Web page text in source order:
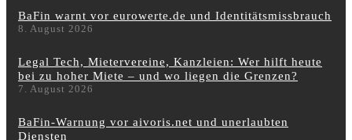
BaFin warnt vor eurowerte.de und Identitätsmissbrauch
8. August 2026
Legal Tech, Mietervereine, Kanzleien: Wer hilft heute
bei zu hoher Miete – und wo liegen die Grenzen?
7. August 2026
BaFin-Warnung vor aivoris.net und unerlaubten
Diensten